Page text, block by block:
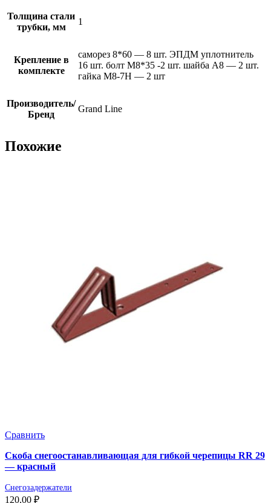
Толщина стали
трубки, мм
1
Крепление в
комплекте
саморез 8*60 — 8 шт. ЭПДМ уплотнитель
16 шт. болт М8*35 -2 шт. шайба А8 — 2 шт.
гайка М8-7Н — 2 шт
Производитель/
Бренд
Grand Line
Похожие
Сравнить
Скоба снегоостанавливающая для гибкой черепицы RR 29
— красный
Снегозадержатели
120,00 ₽